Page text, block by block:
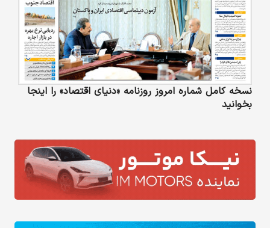
نسخه کامل شماره امروز روزنامه «دنیای‌ اقتصاد» را اینجا
بخوانید